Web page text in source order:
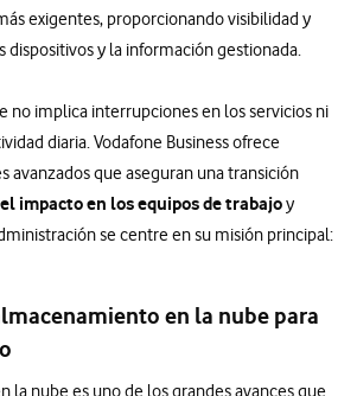
exigentes, proporcionando visibilidad y
y la información gestionada.
no implica interrupciones en los servicios ni
diaria. Vodafone Business ofrece
avanzados que aseguran una transición
impacto en los equipos de trabajoy
se centre en su misión principal:
en la nube para
la nube es uno de los grandes avances que